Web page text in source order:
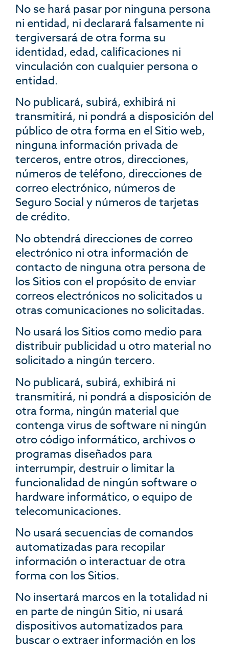
No se hará pasar por ninguna persona
ni entidad, ni declarará falsamente ni
tergiversará de otra forma su
identidad, edad, calificaciones ni
vinculación con cualquier persona o
entidad.
No publicará, subirá, exhibirá ni
transmitirá, ni pondrá a disposición del
público de otra forma en el Sitio web,
ninguna información privada de
terceros, entre otros, direcciones,
números de teléfono, direcciones de
correo electrónico, números de
Seguro Social y números de tarjetas
de crédito.
No obtendrá direcciones de correo
electrónico ni otra información de
contacto de ninguna otra persona de
los Sitios con el propósito de enviar
correos electrónicos no solicitados u
otras comunicaciones no solicitadas.
No usará los Sitios como medio para
distribuir publicidad u otro material no
solicitado a ningún tercero.
No publicará, subirá, exhibirá ni
transmitirá, ni pondrá a disposición de
otra forma, ningún material que
contenga virus de software ni ningún
otro código informático, archivos o
programas diseñados para
interrumpir, destruir o limitar la
funcionalidad de ningún software o
hardware informático, o equipo de
telecomunicaciones.
No usará secuencias de comandos
automatizadas para recopilar
información o interactuar de otra
forma con los Sitios.
No insertará marcos en la totalidad ni
en parte de ningún Sitio, ni usará
dispositivos automatizados para
buscar o extraer información en los